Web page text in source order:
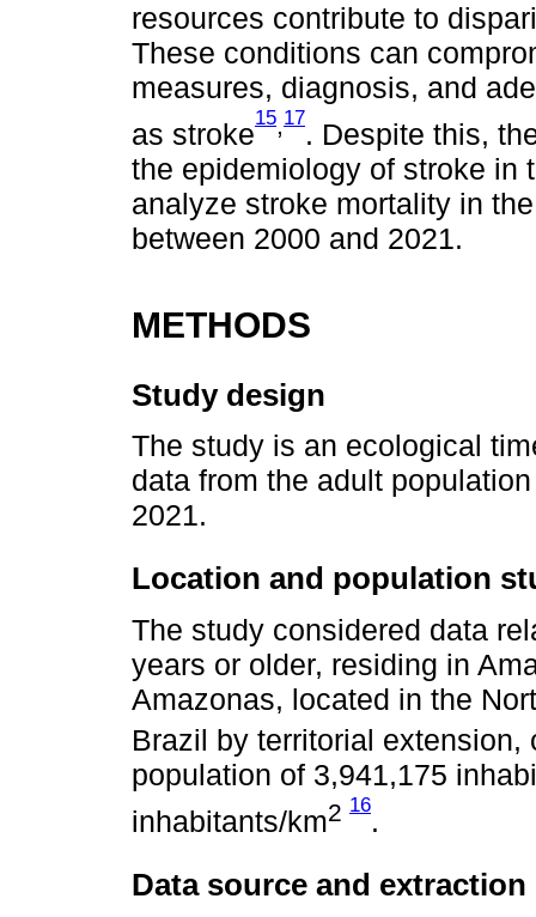
resources contribute to
These conditions can
measures, diagnosis, and
as stroke
15,17
. Despite this,
the epidemiology of stroke in
analyze stroke mortality in
between 2000 and 2021.
METHODS
Study design
The study is an ecological
data from the adult
2021.
Location and population
The study considered data
years or older, residing in
Amazonas, located in the
Brazil by territorial
population of 3,941,175
inhabitants/km2 16
.
Data source and extraction